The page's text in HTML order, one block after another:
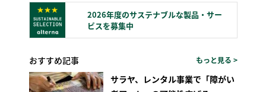
2026年度のサステナブルな製品・サー
ビスを募集中
おすすめ記事 もっと見る >
サラヤ、レンタル事業で「障がい